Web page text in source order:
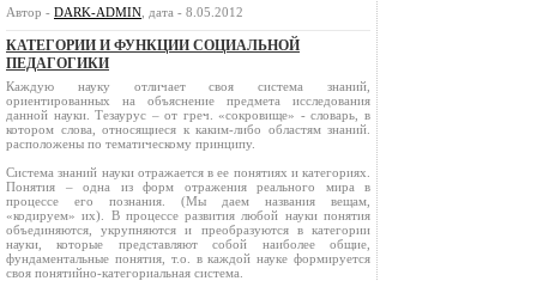
Автор - DARK-ADMIN , дата - 8.05.2012
КАТЕГОРИИ И ФУНКЦИИ СОЦИАЛЬНОЙ
ПЕДАГОГИКИ
Каждую науку отличает своя система знаний,
ориентированных на объяснение предмета исследования
данной науки. Тезаурус – от греч. «сокровище» - словарь, в
котором слова, относящиеся к каким-либо областям знаний.
расположены по тематическому принципу.
Система знаний науки отражается в ее понятиях и категориях.
Понятия – одна из форм отражения реального мира в
процессе его познания. (Мы даем названия вещам,
«кодируем» их). В процессе развития любой науки понятия
объединяются, укрупняются и преобразуются в категории
науки, которые представляют собой наиболее общие,
фундаментальные понятия, т.о. в каждой науке формируется
своя понятийно-категориальная система.